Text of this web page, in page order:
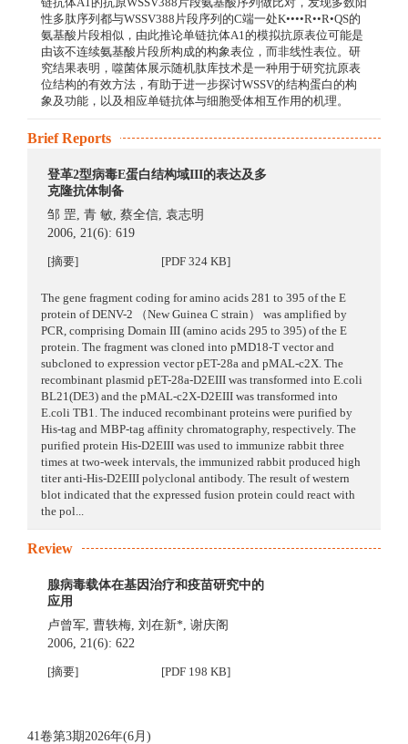
性多肽序列都与WSSV388片段序列的C端一处K••••R••R•QS的
氨基酸片段相似，由此推论单链抗体A1的模拟抗原表位可能是
由该不连续氨基酸片段所构成的构象表位，而非线性表位。研
究结果表明，噬菌体展示随机肽库技术是一种用于研究抗原表
位结构的有效方法，有助于进一步探讨WSSV的结构蛋白的构
象及功能，以及相应单链抗体与细胞受体相互作用的机理。
Brief Reports
登革2型病毒E蛋白结构域III的表达及多
克隆抗体制备
邹 罡,青 敏,蔡全信,袁志明
2006, 21(6): 619
[摘要] [PDF 324 KB]
The gene fragment coding for amino acids 281 to 395 of the E
protein of DENV-2 （New Guinea C strain） was amplified by
PCR, comprising Domain III (amino acids 295 to 395) of the E
protein. The fragment was cloned into pMD18-T vector and
subcloned to expression vector pET-28a and pMAL-c2X. The
recombinant plasmid pET-28a-D2EIII was transformed into E.coli
BL21(DE3) and the pMAL-c2X-D2EIII was transformed into
E.coli TB1. The induced recombinant proteins were purified by
His-tag and MBP-tag affinity chromatography, respectively. The
purified protein His-D2EIII was used to immunize rabbit three
times at two-week intervals, the immunized rabbit produced high
titer anti-His-D2EIII polyclonal antibody. The result of western
blot indicated that the expressed fusion protein could react with
the pol...
Review
腺病毒载体在基因治疗和疫苗研究中的
应用
卢曾军,曹轶梅,刘在新*,谢庆阁
2006, 21(6): 622
[摘要] [PDF 198 KB]
41卷第3期2026年(6月)